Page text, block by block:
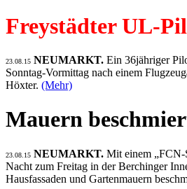
Freystädter UL-
23.08.15 NEUMARKT. Ein 36jähriger
Sonntag-Vormittag nach einem
Höxter. (Mehr)
Mauern
23.08.15 NEUMARKT. Mit einem
Nacht zum Freitag in der Berchinger
Hausfassaden und Gartenmauern